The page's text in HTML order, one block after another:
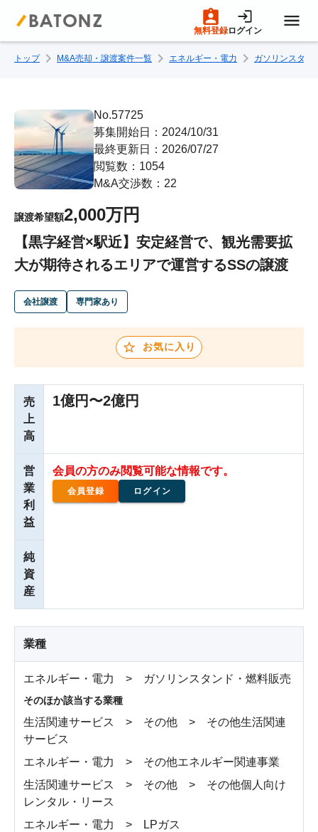
無料登録ログイン
トップページ
M&A案件一覧
売りたい方へ
成約事例
M&A専門家の方へ
トップ M&A売却・譲渡案件一覧 エネルギー・電力 ガソリンスタン
No.57725
募集開始日：2024/10/31
最終更新日：2026/07/27
閲覧数：1054
M&A交渉数：22
譲渡希望額2,000万円
【黒字経営×駅近】安定経営で、観光需要拡
大が期待されるエリアで運営するSSの譲渡
会社譲渡 専門家あり
お気に入り
売
上
高
1億円〜2億円
営
業
利
益
会員の方のみ閲覧可能な情報です。
会員登録 ログイン
純
資
産
業種
エネルギー・電力 > ガソリンスタンド・燃料販売
そのほか該当する業種
生活関連サービス > その他 > その他生活関連
サービス
エネルギー・電力 > その他エネルギー関連事業
生活関連サービス > その他 > その他個人向け
レンタル・リース
エネルギー・電力 > LPガス